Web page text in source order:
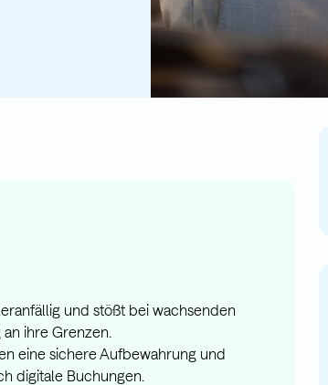
und stößt bei wachsenden
ihre Grenzen.
eine sichere Aufbewahrung und
digitale Buchungen.